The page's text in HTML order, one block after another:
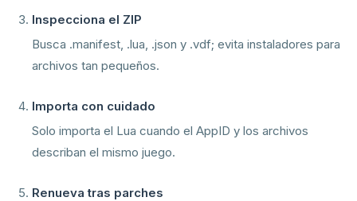
Inspecciona el ZIP
Busca .manifest, .lua, .json y .vdf; evita instaladores para
archivos tan pequeños.
Importa con cuidado
Solo importa el Lua cuando el AppID y los archivos
describan el mismo juego.
Renueva tras parches